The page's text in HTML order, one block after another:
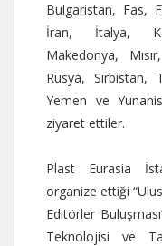
Bulgaristan, Fas,
İran, İtalya,
Makedonya,
Rusya, Sırbistan,
Yemen ve
ziyaret ettiler.
Plast Eurasia
organize ettiği
Editörler
Teknolojisi ve